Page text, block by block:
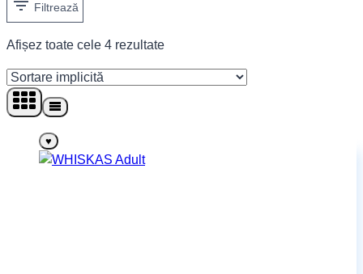
Filtrează
Afișez toate cele 4 rezultate
♥